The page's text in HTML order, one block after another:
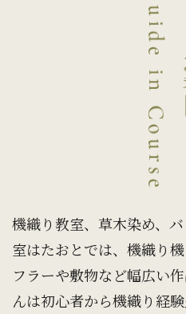
機織り教室、草木染め、
室はたおとでは、機織り
フラーや敷物など幅広い
んは初心者から機織り経